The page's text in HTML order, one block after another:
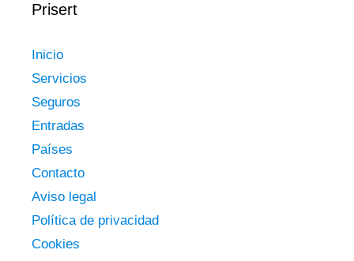
Prisert
Inicio
Servicios
Seguros
Entradas
Países
Contacto
Aviso legal
Política de privacidad
Cookies